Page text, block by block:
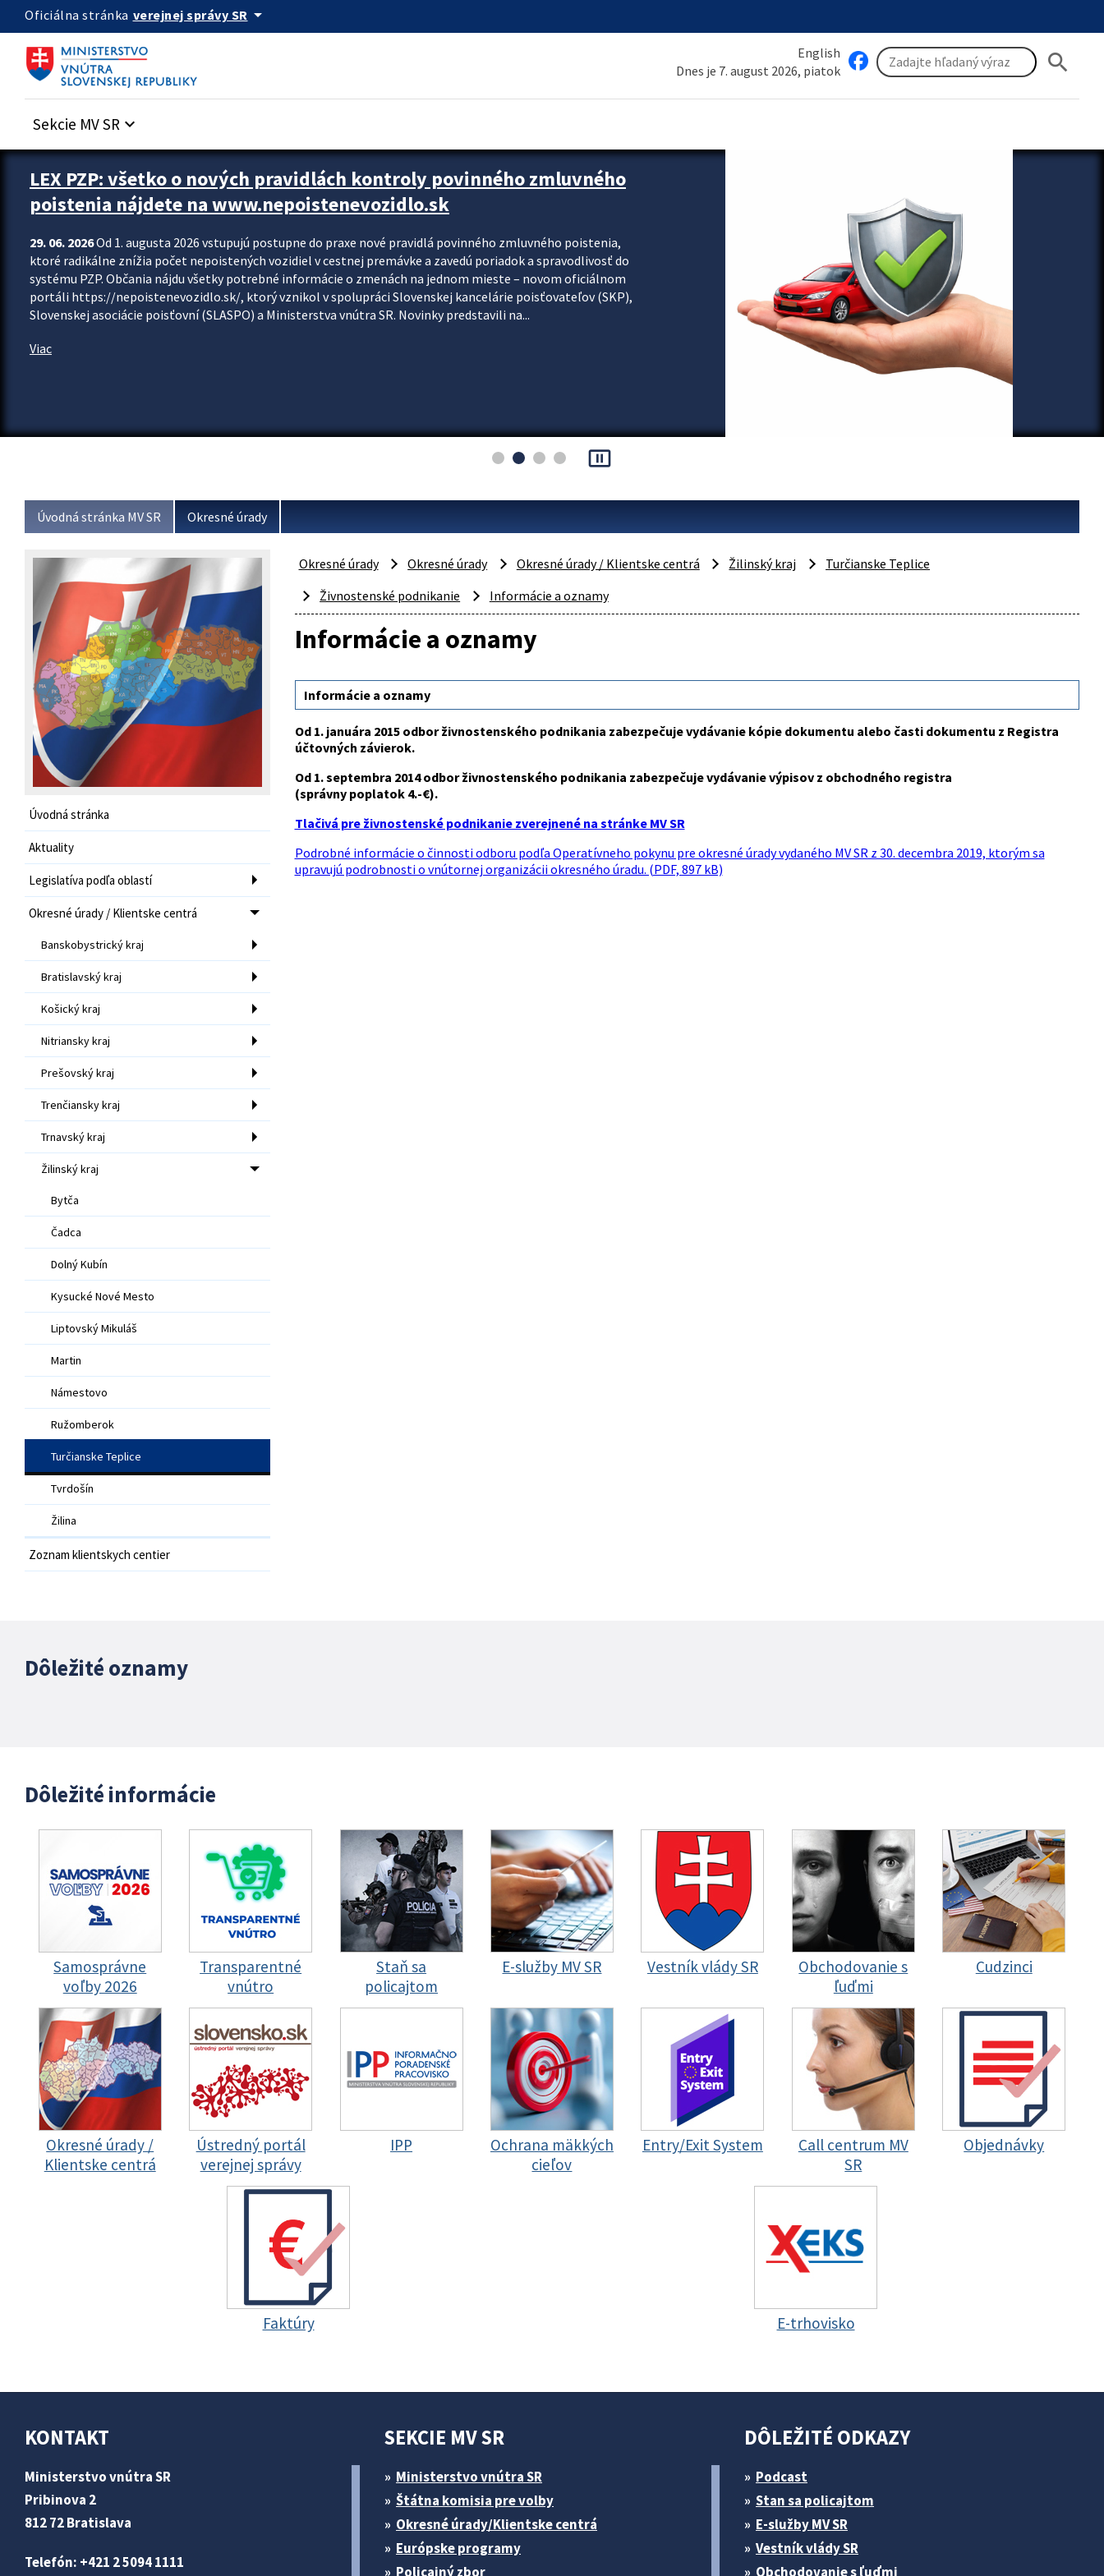
Preskocit na hlavný obsah
Oficiálna stránka verejnej správy SR arrow_drop_down
English
Dnes je 7. august 2026, piatok
search
Sekcie MV SR keyboard_arrow_down
Zastavit automatický posun upútavok
LEX PZP: všetko o nových pravidlách kontroly povinného zmluvného
poistenia nájdete na www.nepoistenevozidlo.sk
29. 06. 2026Od 1. augusta 2026 vstupujú postupne do praxe nové pravidlá povinného zmluvného poistenia,
ktoré radikálne znížia počet nepoistených vozidiel v cestnej premávke a zavedú poriadok a spravodlivosť do
systému PZP. Občania nájdu všetky potrebné informácie o zmenách na jednom mieste – novom oficiálnom
portáli https://nepoistenevozidlo.sk/, ktorý vznikol v spolupráci Slovenskej kancelárie poisťovateľov (SKP),
Slovenskej asociácie poisťovní (SLASPO) a Ministerstva vnútra SR. Novinky predstavili na...
Viac
pause_presentation
Úvodná stránka MV SR Okresné úrady
Úvodná stránka
Aktuality
Legislatíva podľa oblastí
Okresné úrady / Klientske centrá
Banskobystrický kraj
Bratislavský kraj
Košický kraj
Nitriansky kraj
Prešovský kraj
Trenčiansky kraj
Trnavský kraj
Žilinský kraj
Bytča
Čadca
Dolný Kubín
Kysucké Nové Mesto
Liptovský Mikuláš
Martin
Námestovo
Ružomberok
Turčianske Teplice
Tvrdošín
Žilina
Zoznam klientskych centier
Okresné úrady Okresné úrady Okresné úrady / Klientske centrá Žilinský kraj
Turčianske Teplice
Živnostenské podnikanie
Informácie a oznamy
Informácie a oznamy
Informácie a oznamy
Od 1. januára 2015 odbor živnostenského podnikania zabezpečuje vydávanie kópie dokumentu alebo časti dokumentu z Registra
účtovných závierok.
Od 1. septembra 2014 odbor živnostenského podnikania zabezpečuje vydávanie výpisov z obchodného registra
(správny poplatok 4.-€).
Tlačivá pre živnostenské podnikanie zverejnené na stránke MV SR
Podrobné informácie o činnosti odboru podľa Operatívneho pokynu pre okresné úrady vydaného MV SR z 30. decembra 2019, ktorým sa
upravujú podrobnosti o vnútornej organizácii okresného úradu. (PDF, 897 kB)
Dôležité oznamy
Dôležité informácie
Samosprávne
voľby 2026
Transparentné
vnútro
Staň sa
policajtom
E-služby MV SR Vestník vlády SR
Obchodovanie s
ľuďmi
Cudzinci
Okresné úrady /
Klientske centrá
Ústredný portál
verejnej správy
IPP
Ochrana mäkkých
cieľov
Entry/Exit System
Call centrum MV
SR
Objednávky
Faktúry E-trhovisko
KONTAKT
Ministerstvo vnútra SR
Pribinova 2
812 72 Bratislava
Telefón: +421 2 5094 1111
SEKCIE MV SR
Ministerstvo vnútra SR
Štátna komisia pre volby
Okresné úrady/Klientske centrá
Európske programy
Policajný zbor
DÔLEŽITÉ ODKAZY
Podcast
Stan sa policajtom
E-služby MV SR
Vestník vlády SR
Obchodovanie s ľuďmi